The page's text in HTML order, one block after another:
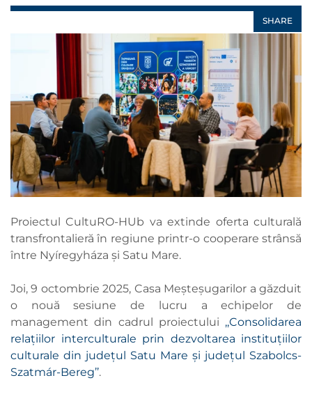
SHARE
Proiectul CultuRO-HUb va extinde oferta culturală
transfrontalieră în regiune printr-o cooperare strânsă
între Nyíregyháza și Satu Mare.
Joi, 9 octombrie 2025, Casa Meșteșugarilor a găzduit
o nouă sesiune de lucru a echipelor de
management din cadrul proiectului ,,Consolidarea
relațiilor interculturale prin dezvoltarea instituțiilor
culturale din județul Satu Mare și județul Szabolcs-
Szatmár-Bereg’’.